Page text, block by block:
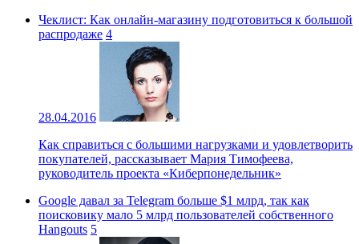
Чеклист: Как онлайн-магазину подготовиться к большой
распродаже 4
28.04.2016
Как справиться с большими нагрузками и удовлетворить
покупателей, рассказывает Мария Тимофеева,
руководитель проекта «Киберпонедельник»
Google давал за Telegram больше $1 млрд, так как
поисковику мало 5 млрд пользователей собственного
Hangouts 5